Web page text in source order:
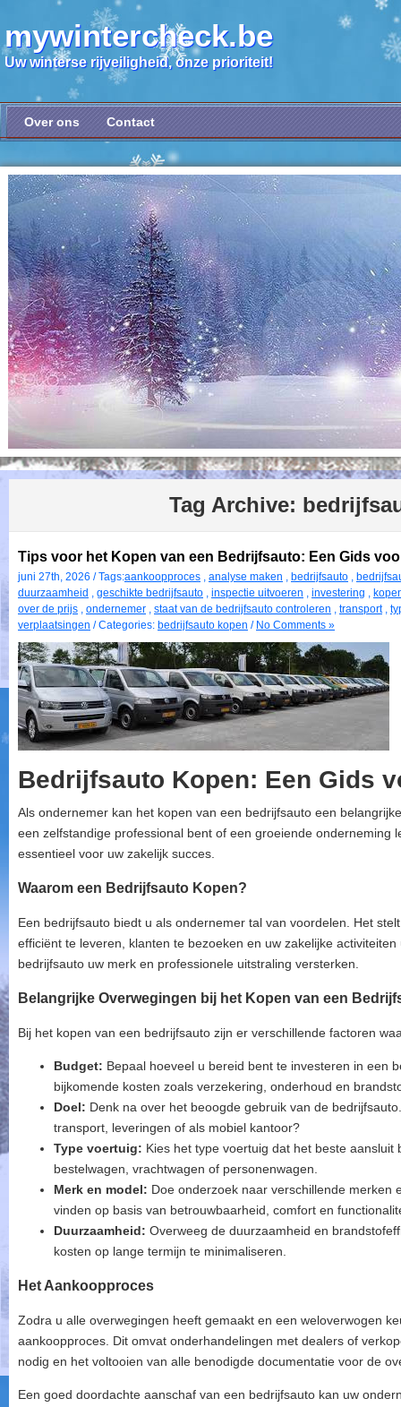
mywintercheck.be
Uw winterse rijveiligheid, onze prioriteit!
Over ons Contact
Tag Archive:
Tips voor het Kopen van een Bedrijfsauto: Een Gids
juni 27th, 2026 / Tags:aankoopproces , analyse maken , bedrijfsauto ,
duurzaamheid , geschikte bedrijfsauto , inspectie uitvoeren , investering ,
over de prijs , ondernemer , staat van de bedrijfsauto controleren , transport,
verplaatsingen / Categories: bedrijfsauto kopen / No Comments »
Bedrijfsauto Kopen: Een Gids
Als ondernemer kan het kopen van een bedrijfsauto een
een zelfstandige professional bent of een groeiende onderneming
essentieel voor uw zakelijk succes.
Waarom een Bedrijfsauto Kopen?
Een bedrijfsauto biedt u als ondernemer tal van voordelen. Het
efficiënt te leveren, klanten te bezoeken en uw zakelijke
bedrijfsauto uw merk en professionele uitstraling versterken.
Belangrijke Overwegingen bij het Kopen van een
Bij het kopen van een bedrijfsauto zijn er verschillende factoren
Budget: Bepaal hoeveel u bereid bent te investeren in een
bijkomende kosten zoals verzekering, onderhoud en
Doel: Denk na over het beoogde gebruik van de
transport, leveringen of als mobiel kantoor?
Type voertuig: Kies het type voertuig dat het beste aansluit
bestelwagen, vrachtwagen of personenwagen.
Merk en model: Doe onderzoek naar verschillende merken
vinden op basis van betrouwbaarheid, comfort en
Duurzaamheid: Overweeg de duurzaamheid en
kosten op lange termijn te minimaliseren.
Het Aankoopproces
Zodra u alle overwegingen heeft gemaakt en een weloverwogen
aankoopproces. Dit omvat onderhandelingen met dealers of
nodig en het voltooien van alle benodigde documentatie voor de
Een goed doordachte aanschaf van een bedrijfsauto kan uw